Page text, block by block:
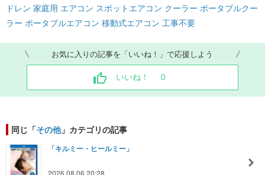
ドレン 家庭用 エアコン スポットエアコン クーラー ポータブルクー
ラー ポータブルエアコン 移動式エアコン 工事不要
お気に入りの記事を「いいね！」で応援しよう
いいね！ 0
同じ「その他」カテゴリの記事
「キルミー・ヒールミー」